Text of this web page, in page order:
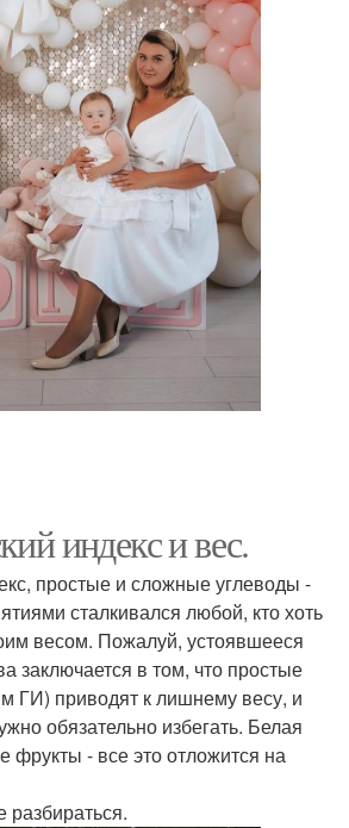
индекс и вес.
простые и сложные углеводы -
сталкивался любой, кто хоть
весом. Пожалуй, устоявшееся
заключается в том, что простые
ГИ) приводят к лишнему весу, и
обязательно избегать. Белая
фрукты - все это отложится на
разбираться.